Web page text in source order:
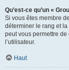
Qu’est-ce qu’un «
Si vous êtes membre
déterminer le rang et
peut vous permettre
l’utilisateur.
Haut